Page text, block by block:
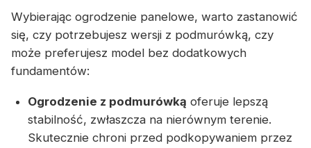
Wybierając ogrodzenie panelowe, warto zastanowić
się, czy potrzebujesz wersji z podmurówką, czy
może preferujesz model bez dodatkowych
fundamentów:
Ogrodzenie z podmurówką oferuje lepszą
stabilność, zwłaszcza na nierównym terenie.
Skutecznie chroni przed podkopywaniem przez